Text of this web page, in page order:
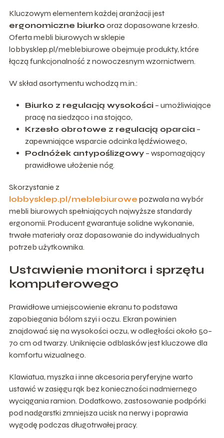
Kluczowym elementem każdej aranżacji jest
ergonomiczne biurko oraz dopasowane krzesło.
Oferta mebli biurowych w sklepie
lobbysklep.pl/meblebiurowe obejmuje produkty, które
łączą funkcjonalność z nowoczesnym wzornictwem.
W skład asortymentu wchodzą m.in.:
Biurko z regulacją wysokości – umożliwiające
pracę na siedząco i na stojąco,
Krzesło obrotowe z regulacją oparcia –
zapewniające wsparcie odcinka lędźwiowego,
Podnóżek antypoślizgowy– wspomagający
prawidłowe ułożenie nóg.
Skorzystanie z
lobbysklep.pl/meblebiurowe pozwala na wybór
mebli biurowych spełniających najwyższe standardy
ergonomii. Producent gwarantuje solidne wykonanie,
trwałe materiały oraz dopasowanie do indywidualnych
potrzeb użytkownika.
Ustawienie monitora i sprzętu
komputerowego
Prawidłowe umiejscowienie ekranu to podstawa
zapobiegania bólom szyi i oczu. Ekran powinien
znajdować się na wysokości oczu, w odległości około 50–
70 cm od twarzy. Uniknięcie odblasków jest kluczowe dla
komfortu wizualnego.
Klawiatua, myszka i inne akcesoria peryferyjne warto
ustawić w zasięgu rąk bez konieczności nadmiernego
wyciągania ramion. Dodatkowo, zastosowanie podpórki
pod nadgarstki zmniejsza ucisk na nerwy i poprawia
wygodę podczas długotrwałej pracy.